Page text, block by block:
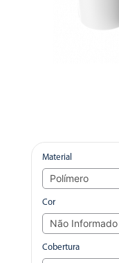
Material
Cor
Cobertura